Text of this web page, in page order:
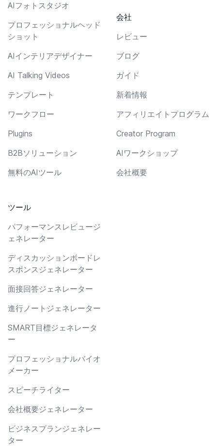
AIフォトスタジオ
プロフェッショナルヘッド
ショット
AIインテリアデザイナー
AI Talking Videos
テンプレート
ワークフロー
Plugins
B2Bソリューション
無料のAIツール
ツール
パフォーマンスレビュージ
ェネレーター
ディスカッションボードレ
スポンスジェネレーター
面接回答ジェネレーター
進行ノートジェネレーター
SMART目標ジェネレータ
ー
プロフェッショナルバイオ
メーカー
スピーチライター
会社概要ジェネレーター
ビジネスプランジェネレー
ター
会社
レビュー
ブログ
ガイド
新着情報
アフィリエイトプログラム
Creator Program
AIワークショップ
会社概要